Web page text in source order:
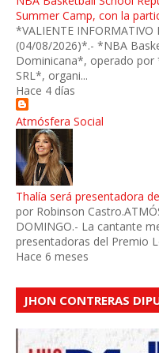
Summer Camp, con la
*VALIENTE
(04/08/2026)*.- *NBA
Dominicana*, operado
SRL*, organi...
Hace 4 días
Atmósfera Social
Thalía será presentadora
por Robinson
DOMINGO.- La cantante
presentadoras del Premio
Hace 6 meses
JHON CONTRERAS